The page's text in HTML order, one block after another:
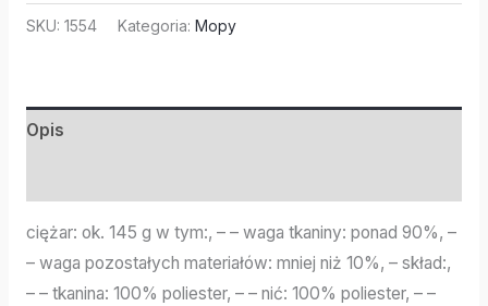
SKU: 1554 Kategoria: Mopy
Opis
ciężar: ok. 145 g w tym:, – – waga tkaniny: ponad 90%, –
– waga pozostałych materiałów: mniej niż 10%, – skład:,
– – tkanina: 100% poliester, – – nić: 100% poliester, – –